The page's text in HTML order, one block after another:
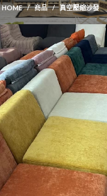
HOME 商品 真空壓縮沙發